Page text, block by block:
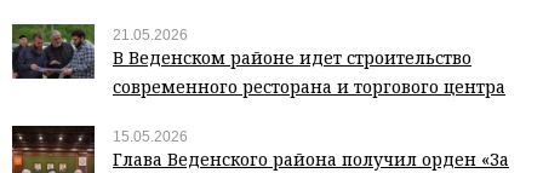
21.05.2026
В Веденском районе идет строительство
современного ресторана и торгового центра
15.05.2026
Глава Веденского района получил орден «За